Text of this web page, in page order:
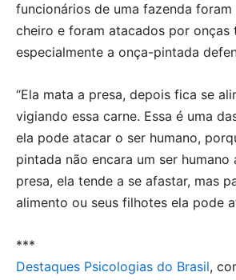
funcionários de uma fazenda
cheiro e foram atacados por onças
especialmente a onça-pintada
“Ela mata a presa, depois fica se
vigiando essa carne. Essa é uma
ela pode atacar o ser humano,
pintada não encara um ser
presa, ela tende a se afastar, mas
alimento ou seus filhotes ela pode
***
Destaques Psicologias do Brasil,